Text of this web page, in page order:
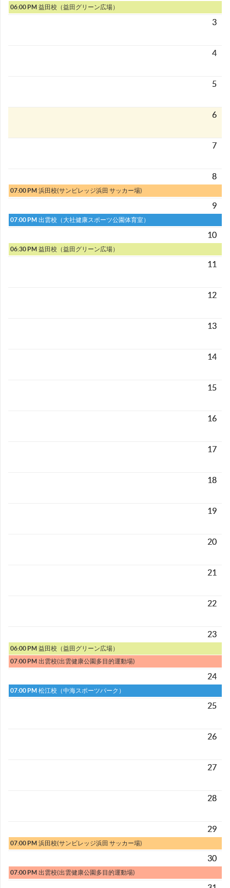
07:00 PM 出雲校（大社健康スポーツ公園体育室）
07:00 PM 松江校（中海スポーツパーク）
07:00 PM 浜田校(サンビレッジ浜田 サッカー場)
07:00 PM 浜田校(サンビレッジ浜田 サッカー場)
06:30 PM 益田校（益田グリーン広場）
06:00 PM 益田校（益田グリーン広場）
06:00 PM 益田校（益田グリーン広場）
07:00 PM 出雲校(出雲健康公園多目的運動場)
07:00 PM 出雲校(出雲健康公園多目的運動場)
3
4
5
6
7
8
9
10
11
12
13
14
15
16
17
18
19
20
21
22
23
24
25
26
27
28
29
30